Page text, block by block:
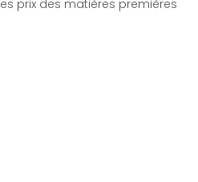
prix des matières premières